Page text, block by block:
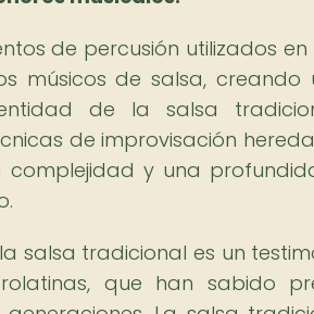
de percusión utilizados
de salsa, creando
de la salsa
de improvisación
complejidad y una
salsa tradicional es un
que han sabido